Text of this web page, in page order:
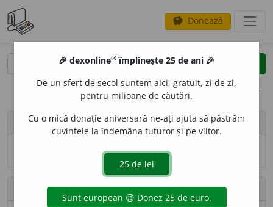
savings Donează
opțiuni
person LauraGellner
Numele și adresa de e-mail nu sînt vizibile.
Contribuții
🎉 dexonline® împlinește 25 de ani 🎉
De un sfert de secol suntem aici, gratuit, zi de zi,
pentru milioane de căutări.
Cu o mică donație aniversară ne-ați ajuta să păstrăm
cuvintele la îndemâna tuturor și pe viitor.